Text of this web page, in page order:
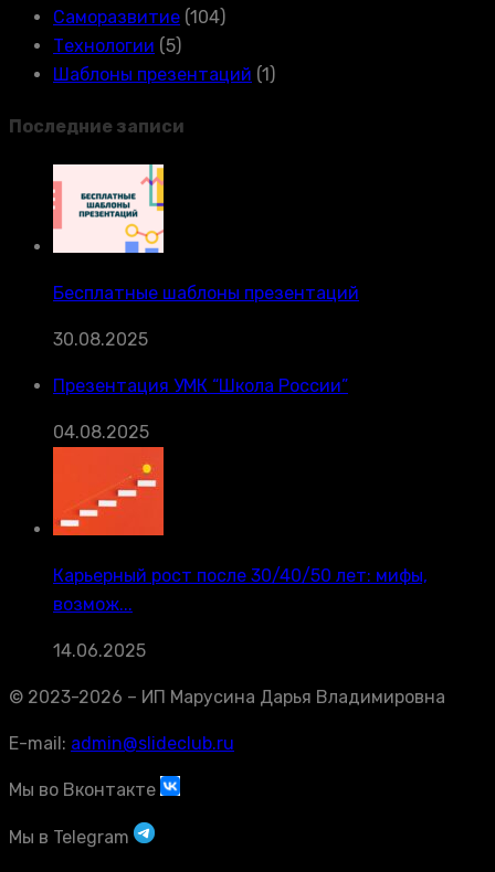
Саморазвитие (104)
Технологии (5)
Шаблоны презентаций (1)
Последние записи
Бесплатные шаблоны презентаций
30.08.2025
Презентация УМК “Школа России”
04.08.2025
Карьерный рост после 30/40/50 лет: мифы,
возмож...
14.06.2025
© 2023-2026 – ИП Марусина Дарья Владимировна
E-mail: admin@slideclub.ru
Мы во Вконтакте
Мы в Telegram